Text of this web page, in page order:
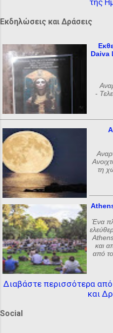
της
Εκδηλώσεις και Δράσεις
Daiva
-
τη
Ένα
και
από
Διαβάστε περισσότερα
και
Social